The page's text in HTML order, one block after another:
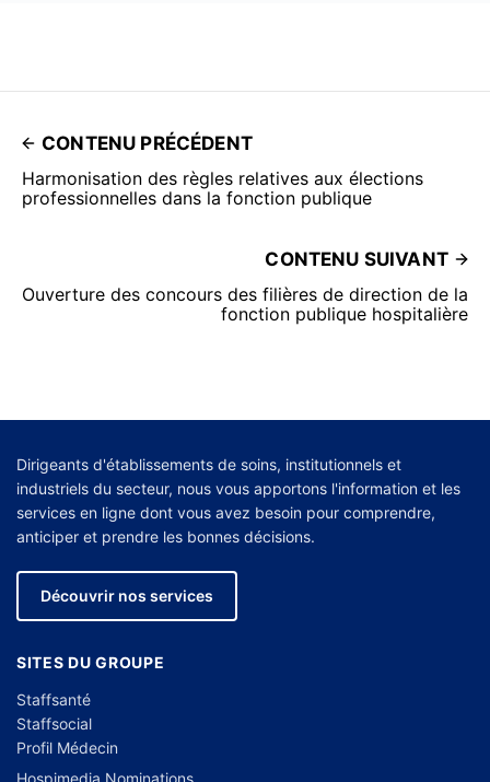
CONTENU PRÉCÉDENT
Harmonisation des règles relatives aux élections
professionnelles dans la fonction publique
CONTENU SUIVANT
Ouverture des concours des filières de direction de la
fonction publique hospitalière
Dirigeants d'établissements de soins, institutionnels et
industriels du secteur, nous vous apportons l'information et les
services en ligne dont vous avez besoin pour comprendre,
anticiper et prendre les bonnes décisions.
Découvrir nos services
SITES DU GROUPE
Staffsanté
Staffsocial
Profil Médecin
Hospimedia Nominations